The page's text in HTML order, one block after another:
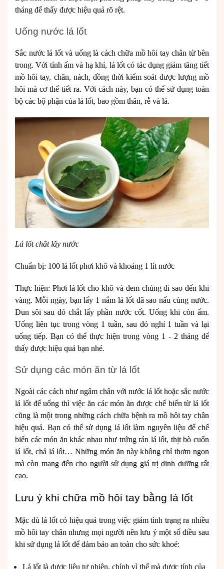
tháng để thấy được hiệu quả rõ rệt.
Uống nước lá lốt
Sắc nước lá lốt và uống là cách chữa mồ hôi tay chân từ bên
trong. Với tính ấm và hạ khí, lá lốt có tác dụng giảm tăng tiết
mồ hôi tay, chân, nách, đồng thời kiểm soát được lượng mồ
hôi mà cơ thể tiết ra. Với cách này, bạn có thể sử dụng toàn
bộ các bộ phận của lá lốt, bao gồm thân, rễ và lá.
Lá lốt chắt lấy nước
Chuẩn bị: 100 lá lốt phơi khô và khoảng 1 lít nước
Thực hiện: Phơi lá lốt cho khô và đem chúng đi sao đến khi
vàng. Mỗi ngày, bạn lấy 1 nắm lá lốt đã sao nấu cùng nước.
Đun sôi sau đó chắt lấy phần nước cốt. Uống khi còn ấm.
Uống liên tục trong vòng 1 tuần, sau đó nghỉ 1 tuần và lại
uống tiếp. Bạn có thể thực hiện trong vòng 1 - 2 tháng để
thấy được hiệu quả bạn nhé.
Sử dụng các món ăn từ lá lốt
Ngoài các cách như ngâm chân với nước lá lốt hoặc sắc nước
lá lốt để uống thì việc ăn các món ăn được chế biến từ lá lốt
cũng là một trong những cách chữa bệnh ra mồ hôi tay chân
hiệu quả. Bạn có thể sử dụng lá lốt làm nguyên liệu để chế
biến các món ăn khác nhau như trứng rán lá lốt, thịt bò cuốn
lá lốt, chả lá lốt… Những món ăn này không chỉ thơm ngon
mà còn mang đến cho người sử dụng giá trị dinh dưỡng rất
cao.
Lưu ý khi chữa mồ hôi tay bằng lá lốt
Mặc dù lá lốt có hiệu quả trong việc giảm tình trạng ra nhiều
mồ hôi tay chân nhưng mọi người nên lưu ý một số điều sau
khi sử dụng lá lốt để đảm bảo an toàn cho sức khoẻ:
Lá lốt là dược liệu tự nhiên, chính vì thế mà dược tính của